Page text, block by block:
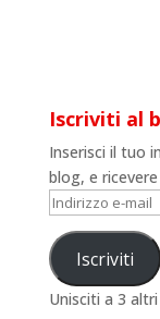
Iscriviti al
Inserisci il tuo
blog, e
Indirizzo
mail Iscriviti
Unisciti a 3